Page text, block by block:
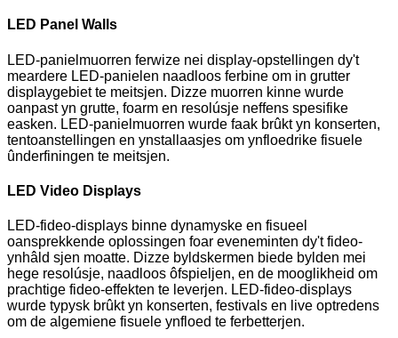
LED Panel Walls
LED-panielmuorren ferwize nei display-opstellingen dy't
meardere LED-panielen naadloos ferbine om in grutter
displaygebiet te meitsjen. Dizze muorren kinne wurde
oanpast yn grutte, foarm en resolúsje neffens spesifike
easken. LED-panielmuorren wurde faak brûkt yn konserten,
tentoanstellingen en ynstallaasjes om ynfloedrike fisuele
ûnderfiningen te meitsjen.
LED Video Displays
LED-fideo-displays binne dynamyske en fisueel
oansprekkende oplossingen foar eveneminten dy't fideo-
ynhâld sjen moatte. Dizze byldskermen biede bylden mei
hege resolúsje, naadloos ôfspieljen, en de mooglikheid om
prachtige fideo-effekten te leverjen. LED-fideo-displays
wurde typysk brûkt yn konserten, festivals en live optredens
om de algemiene fisuele ynfloed te ferbetterjen.